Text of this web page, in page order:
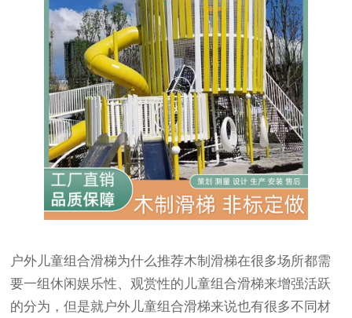
户外儿童组合滑梯为什么推荐木制滑梯在很多场所都需
要一组休闲娱乐性、观赏性的儿童组合滑梯来增强活跃
的分为，但是就户外儿童组合滑梯来说也有很多不同材